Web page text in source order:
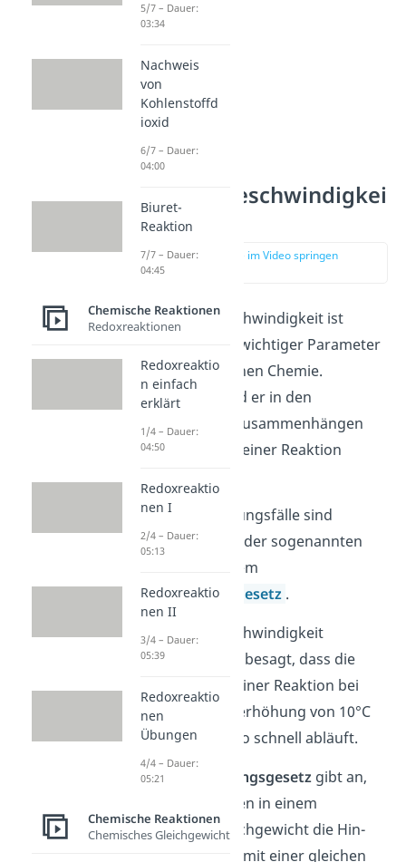
Reaktionsgeschwindigkei
t Chemie
zur Stelle im Video springen
Die Reaktionsgeschwindigkeit ist
insbesondere ein wichtiger Parameter
in der anorganischen Chemie.
Grundsätzlich wird er in den
verschiedensten Zusammenhängen
zur Beschreibung einer Reaktion
Wichtige Anwendungsfälle sind
beispielsweise bei der sogenannten
oder dem
Massenwirkungsgesetz .
DieReaktions
eschwindigkeit
emperatur Regel besagt, dass die
Geschwindigkeit einer Reaktion bei
einer Temperaturerhöhung von 10°C
zwei- bis viermal so schnell abläuft.
DasMassenwirkungsgesetz gibt an,
dass bei Reaktionen in einem
dynamischen Gleichgewicht die Hin-
und Rückreaktion mit einer gleichen
5/7 – Dauer:
03:34
Nachweis
von
Kohlenstoffd
ioxid
6/7 – Dauer:
04:00
Biuret-
Reaktion
7/7 – Dauer:
04:45
Chemische Reaktionen
Redoxreaktionen
Redoxreaktio
n einfach
erklärt
1/4 – Dauer:
04:50
Redoxreaktio
nen I
2/4 – Dauer:
05:13
Redoxreaktio
nen II
3/4 – Dauer:
05:39
Redoxreaktio
nen
Übungen
4/4 – Dauer:
05:21
Chemische Reaktionen
Chemisches Gleichgewicht